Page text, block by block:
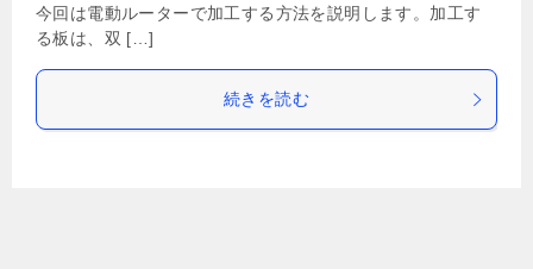
今回は電動ルーターで加工する方法を説明します。加工す
る板は、双 […]
続きを読む